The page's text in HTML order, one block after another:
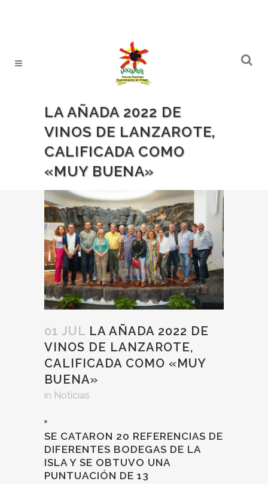
LA AÑADA 2022 DE
VINOS DE LANZAROTE,
CALIFICADA COMO
«MUY BUENA»
01 JUL LA AÑADA 2022 DE
VINOS DE LANZAROTE,
CALIFICADA COMO «MUY
BUENA»
in Noticias
SE CATARON 20 REFERENCIAS DE
DIFERENTES BODEGAS DE LA
ISLA Y SE OBTUVO UNA
PUNTUACIÓN DE 13